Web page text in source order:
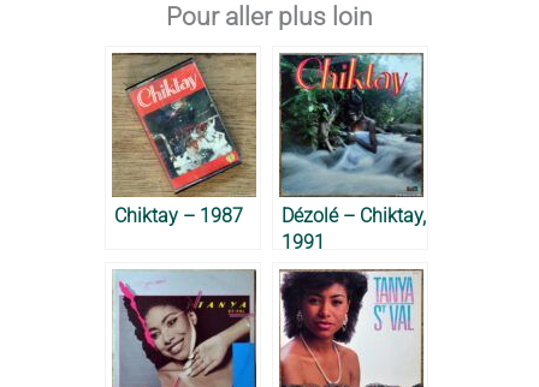
Pour aller plus loin
Chiktay – 1987
Dézolé – Chiktay,
1991